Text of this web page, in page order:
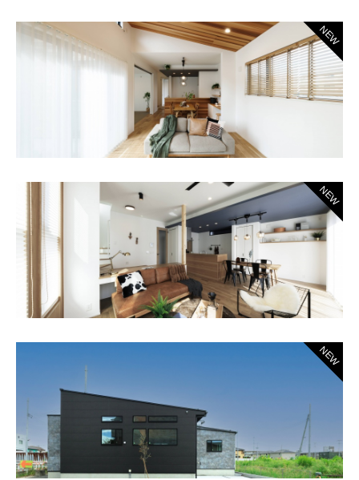
NEW
NEW
NEW